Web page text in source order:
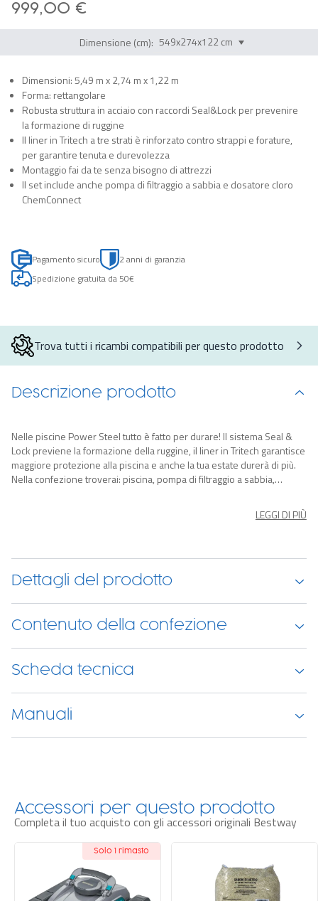
999,00 €
Dimensione (cm):
Dimensioni: 5,49 m x 2,74 m x 1,22 m
Forma: rettangolare
Robusta struttura in acciaio con raccordi Seal&Lock per prevenire
la formazione di ruggine
Il liner in Tritech a tre strati è rinforzato contro strappi e forature,
per garantire tenuta e durevolezza
Montaggio fai da te senza bisogno di attrezzi
Il set include anche pompa di filtraggio a sabbia e dosatore cloro
ChemConnect
Pagamento sicuro
2 anni di garanzia
Spedizione gratuita da 50€
Trova tutti i ricambi compatibili per questo prodotto
Descrizione prodotto
Nelle piscine Power Steel tutto è fatto per durare! Il sistema Seal &
Lock previene la formazione della ruggine, il liner in Tritech garantisce
maggiore protezione alla piscina e anche la tua estate durerà di più.
Nella confezione troverai: piscina, pompa di filtraggio a sabbia,
LEGGI DI PIÙ
Dettagli del prodotto
Contenuto della confezione
Scheda tecnica
Manuali
Accessori per questo prodotto
Completa il tuo acquisto con gli accessori originali Bestway
Novità
Solo 1 rimasto